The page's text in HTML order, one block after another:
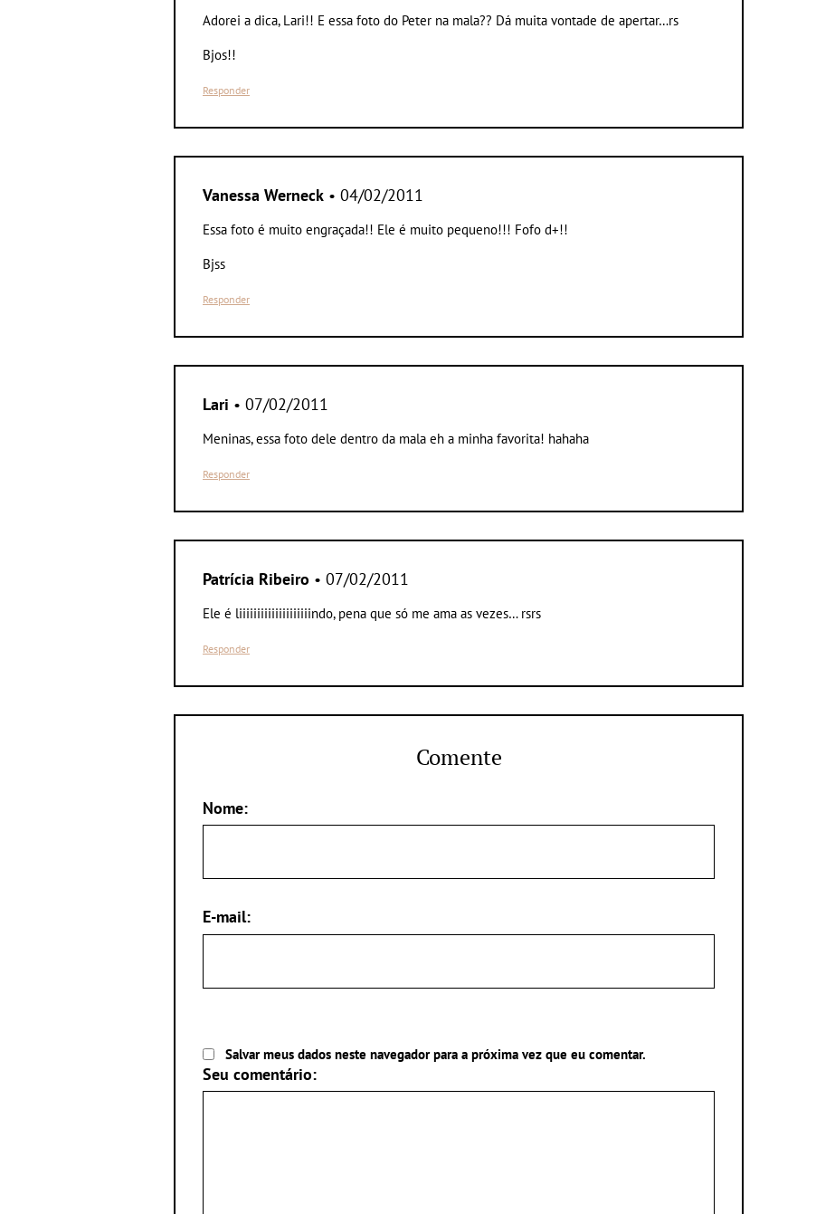
Adorei a dica, Lari!! E essa foto do Peter na mala?? Dá muita vontade de apertar…rs
Bjos!!
Responder
Vanessa Werneck • 04/02/2011
Essa foto é muito engraçada!! Ele é muito pequeno!!! Fofo d+!!
Bjss
Responder
Lari • 07/02/2011
Meninas, essa foto dele dentro da mala eh a minha favorita! hahaha
Responder
Patrícia Ribeiro • 07/02/2011
Ele é liiiiiiiiiiiiiiiiiiiindo, pena que só me ama as vezes… rsrs
Responder
Comente
Nome:
E-mail:
Salvar meus dados neste navegador para a próxima vez que eu comentar.
Seu comentário: